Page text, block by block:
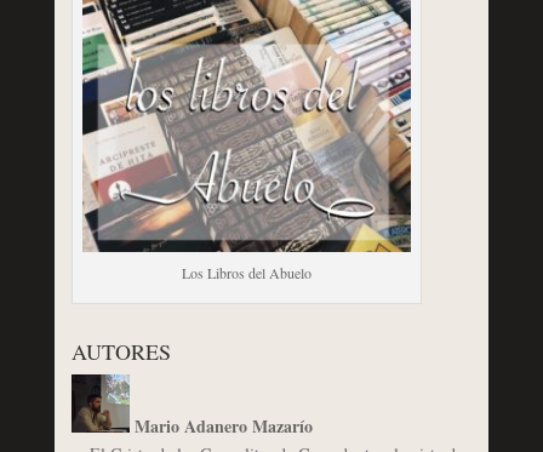
Los Libros del Abuelo
AUTORES
Mario Adanero Mazarío